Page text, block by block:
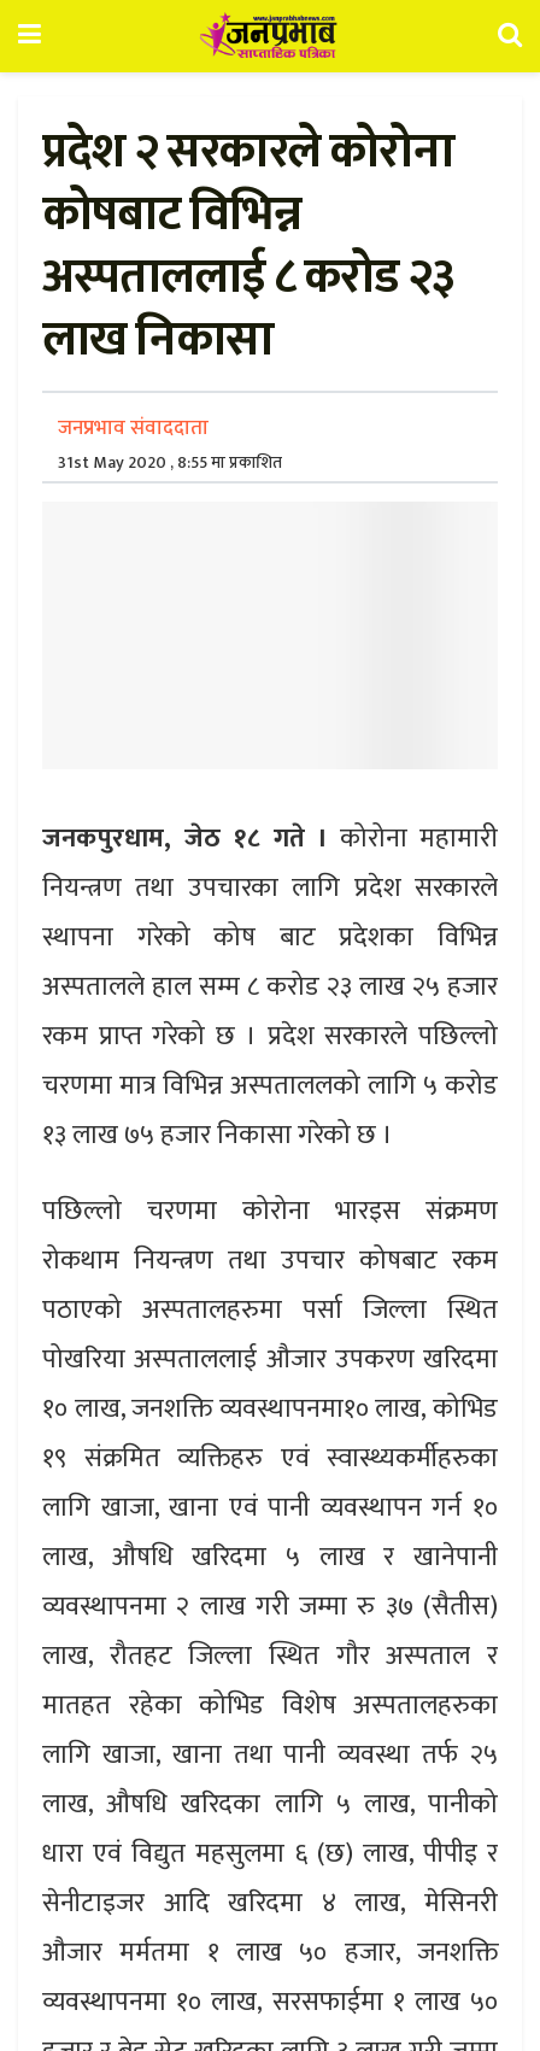
प्रदेश २ सरकारले कोरोना
कोषबाट विभिन्न
अस्पताललाई ८ करोड २३
लाख निकासा
जनप्रभाव संवाददाता
31st May 2020 , 8:55 मा प्रकाशित
जनकपुरधाम, जेठ १८ गते । कोरोना महामारी
नियन्त्रण तथा उपचारका लागि प्रदेश सरकारले
स्थापना गरेको कोष बाट प्रदेशका विभिन्न
अस्पतालले हाल सम्म ८ करोड २३ लाख २५ हजार
रकम प्राप्त गरेको छ । प्रदेश सरकारले पछिल्लो
चरणमा मात्र विभिन्न अस्पताललको लागि ५ करोड
१३ लाख ७५ हजार निकासा गरेको छ ।
पछिल्लो चरणमा कोरोना भारइस संक्रमण
रोकथाम नियन्त्रण तथा उपचार कोषबाट रकम
पठाएको अस्पतालहरुमा पर्सा जिल्ला स्थित
पोखरिया अस्पताललाई औजार उपकरण खरिदमा
१० लाख, जनशक्ति व्यवस्थापनमा१० लाख, कोभिड
१९ संक्रमित व्यक्तिहरु एवं स्वास्थ्यकर्मीहरुका
लागि खाजा, खाना एवं पानी व्यवस्थापन गर्न १०
लाख, औषधि खरिदमा ५ लाख र खानेपानी
व्यवस्थापनमा २ लाख गरी जम्मा रु ३७ (सैतीस)
लाख, रौतहट जिल्ला स्थित गौर अस्पताल र
मातहत रहेका कोभिड विशेष अस्पतालहरुका
लागि खाजा, खाना तथा पानी व्यवस्था तर्फ २५
लाख, औषधि खरिदका लागि ५ लाख, पानीको
धारा एवं विद्युत महसुलमा ६ (छ) लाख, पीपीइ र
सेनीटाइजर आदि खरिदमा ४ लाख, मेसिनरी
औजार मर्मतमा १ लाख ५० हजार, जनशक्ति
व्यवस्थापनमा १० लाख, सरसफाईमा १ लाख ५०